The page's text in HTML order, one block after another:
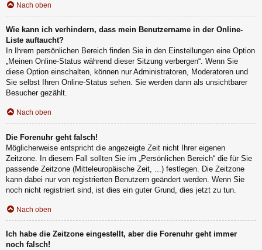
Nach oben
Wie kann ich verhindern, dass mein Benutzername in der Online-
Liste auftaucht?
In Ihrem persönlichen Bereich finden Sie in den Einstellungen eine Option
„Meinen Online-Status während dieser Sitzung verbergen“. Wenn Sie
diese Option einschalten, können nur Administratoren, Moderatoren und
Sie selbst Ihren Online-Status sehen. Sie werden dann als unsichtbarer
Besucher gezählt.
Nach oben
Die Forenuhr geht falsch!
Möglicherweise entspricht die angezeigte Zeit nicht Ihrer eigenen
Zeitzone. In diesem Fall sollten Sie im „Persönlichen Bereich“ die für Sie
passende Zeitzone (Mitteleuropäische Zeit, ...) festlegen. Die Zeitzone
kann dabei nur von registrierten Benutzern geändert werden. Wenn Sie
noch nicht registriert sind, ist dies ein guter Grund, dies jetzt zu tun.
Nach oben
Ich habe die Zeitzone eingestellt, aber die Forenuhr geht immer
noch falsch!